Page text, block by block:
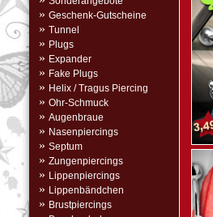
» Geschenk-Gutscheine
» Tunnel
» Plugs
» Expander
» Fake Plugs
» Helix / Tragus Piercing
» Ohr-Schmuck
» Augenbraue
» Nasenpiercings
» Septum
» Zungenpiercings
» Lippenpiercings
» Lippenbändchen
» Brustpiercings